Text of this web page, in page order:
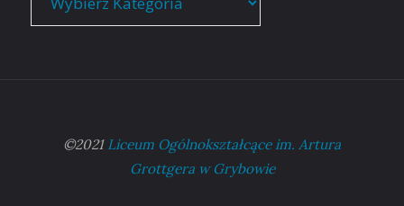
©2021 Liceum Ogólnokształcące im. Artura
Grottgera w Grybowie